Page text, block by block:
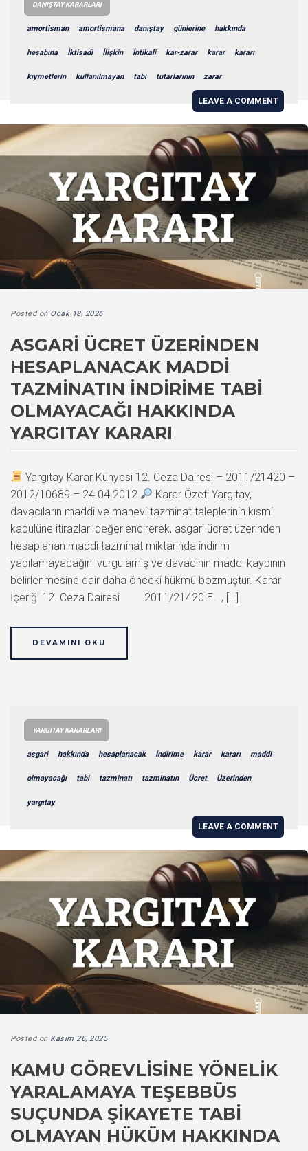
DANIŞTAY KARARLARI
amortisman amortismana danıştay günlerine hakkında
hesabına İktisadi İlişkin İntikali kar-zarar karar kararı
kıymetlerin kullanılmayan tabi tutarlarının zarar
LEAVE A COMMENT
Posted on Ocak 18, 2026
ASGARI ÜCRET ÜZERINDEN
HESAPLANACAK MADDI
TAZMINATIN İNDIRIME TABI
OLMAYACAĞI HAKKINDA
YARGITAY KARARI
Yargıtay Karar Künyesi 12. Ceza Dairesi – 2011/21420 –
2012/10689 – 24.04.2012
Karar Özeti Yargıtay,
davacıların maddi ve manevi tazminat taleplerinin kısmi
kabulüne itirazları değerlendirerek, asgari ücret üzerinden
hesaplanan maddi tazminat miktarında indirim
yapılamayacağını vurgulamış ve davacının maddi kaybının
belirlenmesine dair daha önceki hükmü bozmuştur. Karar
İçeriği 12. Ceza Dairesi 2011/21420 E. , […]
DEVAMINI OKU
YARGITAY KARARLARI
asgari hakkında hesaplanacak İndirime karar kararı maddi
olmayacağı tabi tazminatı tazminatın Ücret Üzerinden
yargıtay
LEAVE A COMMENT
Posted on Kasım 26, 2025
KAMU GÖREVLISINE YÖNELIK
YARALAMAYA TEŞEBBÜS
SUÇUNDA ŞIKAYETE TABI
OLMAYAN HÜKÜM HAKKINDA